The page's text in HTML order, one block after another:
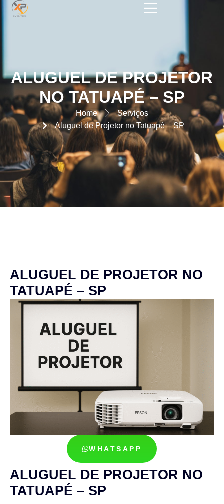
ALUGUEL DE PROJETOR
NO TATUAPÉ – SP
Home
Serviços
Aluguel de Projetor no Tatuapé – SP
ALUGUEL DE PROJETOR NO
TATUAPÉ – SP
WHATSAPP
ALUGUEL DE PROJETOR NO
TATUAPÉ – SP